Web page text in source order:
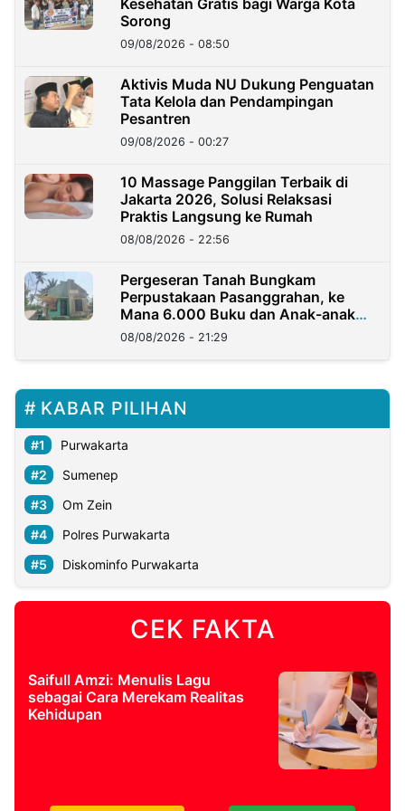
Sorong
09/08/2026 - 08:50
Aktivis Muda NU Dukung Penguatan
Tata Kelola dan Pendampingan
Pesantren
09/08/2026 - 00:27
10 Massage Panggilan Terbaik di
Jakarta 2026, Solusi Relaksasi
Praktis Langsung ke Rumah
08/08/2026 - 22:56
Pergeseran Tanah Bungkam
Perpustakaan Pasanggrahan, ke
Mana 6.000 Buku dan Anak-anak
Kini?
08/08/2026 - 21:29
KABAR PILIHAN
Purwakarta
Sumenep
Om Zein
Polres Purwakarta
Diskominfo Purwakarta
CEK FAKTA
Saifull Amzi: Menulis Lagu
sebagai Cara Merekam Realitas
Kehidupan